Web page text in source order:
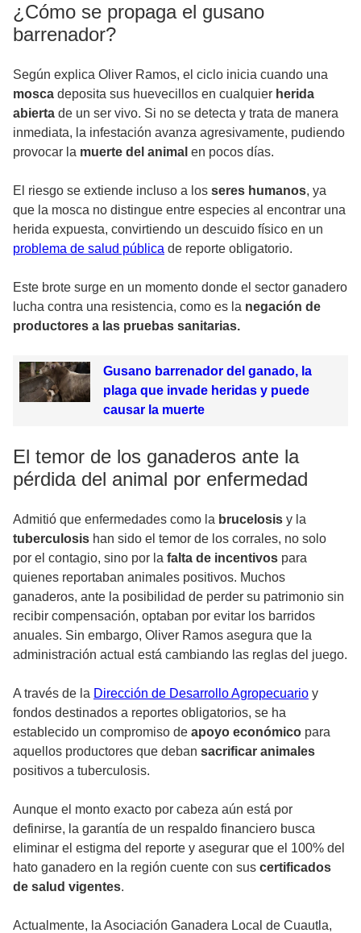
¿Cómo se propaga el gusano
barrenador?
Según explica Oliver Ramos, el ciclo inicia cuando una
mosca deposita sus huevecillos en cualquier herida
abierta de un ser vivo. Si no se detecta y trata de manera
inmediata, la infestación avanza agresivamente, pudiendo
provocar la muerte del animal en pocos días.
El riesgo se extiende incluso a los seres humanos, ya
que la mosca no distingue entre especies al encontrar una
herida expuesta, convirtiendo un descuido físico en un
problema de salud pública de reporte obligatorio.
Este brote surge en un momento donde el sector ganadero
lucha contra una resistencia, como es la negación de
productores a las pruebas sanitarias.
Gusano barrenador del ganado, la
plaga que invade heridas y puede
causar la muerte
El temor de los ganaderos ante la
pérdida del animal por enfermedad
Admitió que enfermedades como la brucelosis y la
tuberculosis han sido el temor de los corrales, no solo
por el contagio, sino por la falta de incentivos para
quienes reportaban animales positivos. Muchos
ganaderos, ante la posibilidad de perder su patrimonio sin
recibir compensación, optaban por evitar los barridos
anuales. Sin embargo, Oliver Ramos asegura que la
administración actual está cambiando las reglas del juego.
A través de la Dirección de Desarrollo Agropecuario y
fondos destinados a reportes obligatorios, se ha
establecido un compromiso de apoyo económico para
aquellos productores que deban sacrificar animales
positivos a tuberculosis.
Aunque el monto exacto por cabeza aún está por
definirse, la garantía de un respaldo financiero busca
eliminar el estigma del reporte y asegurar que el 100% del
hato ganadero en la región cuente con sus certificados
de salud vigentes.
Actualmente, la Asociación Ganadera Local de Cuautla,